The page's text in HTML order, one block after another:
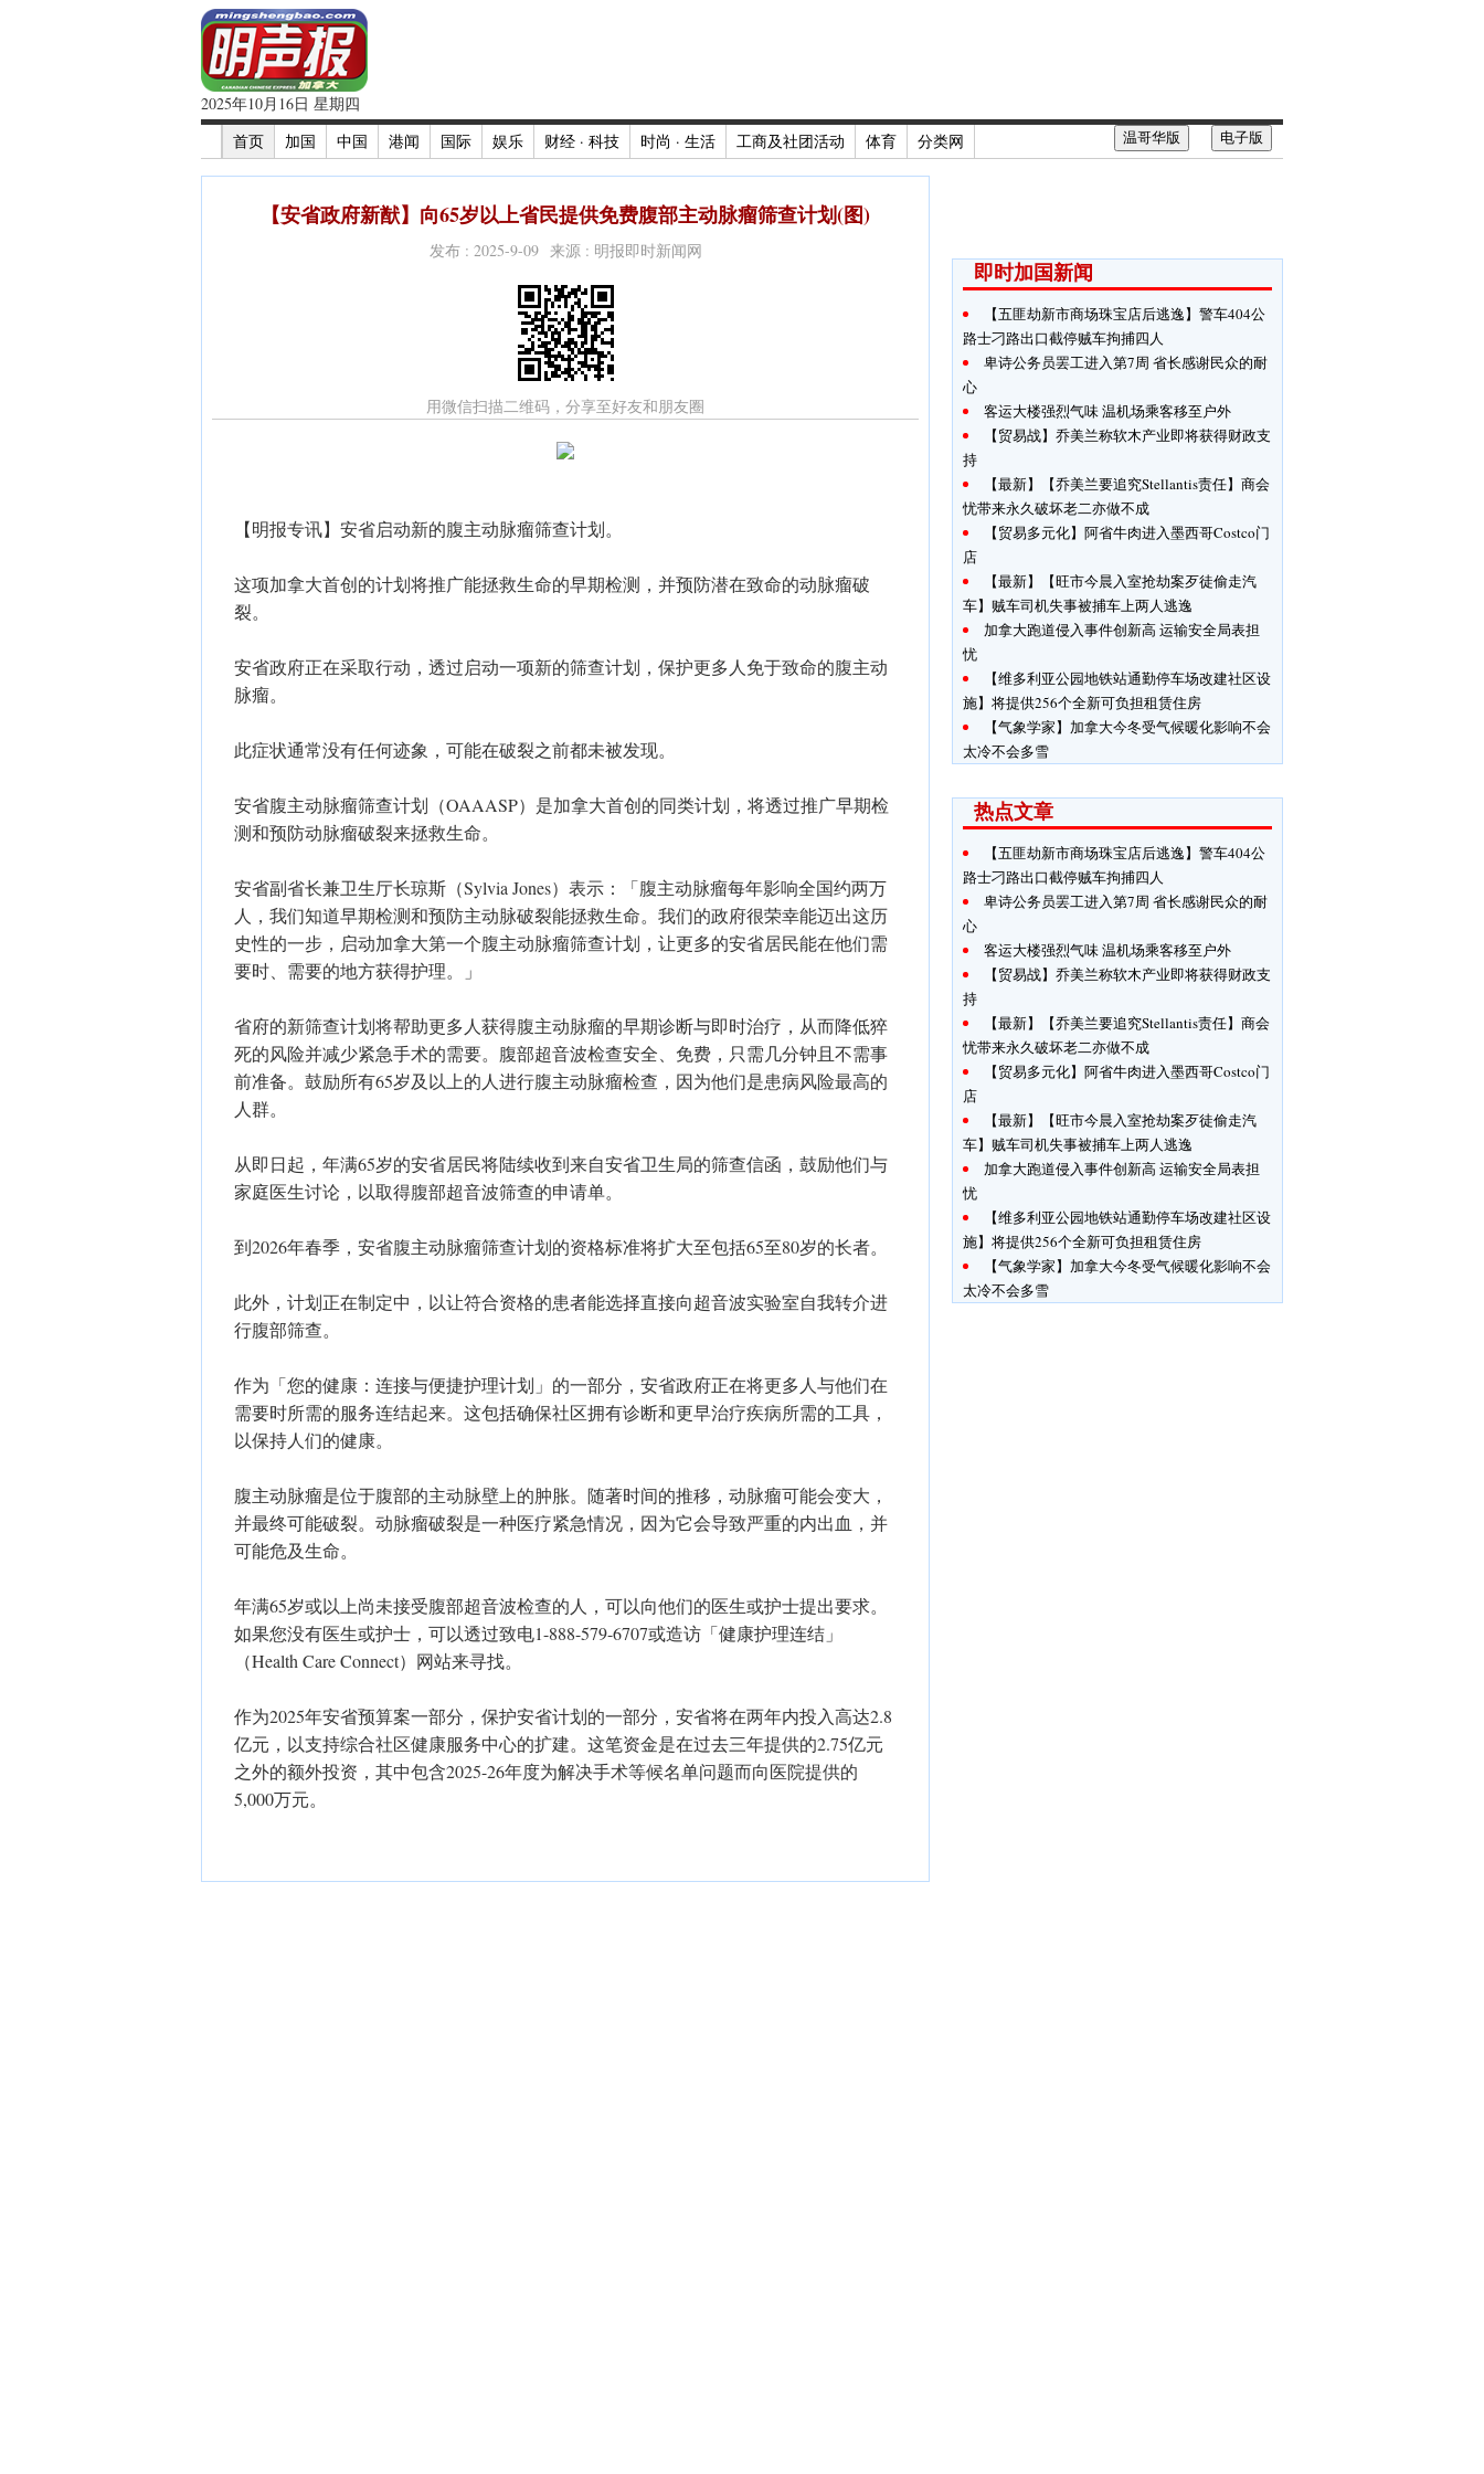
2025年10月16日 星期四
首页
加国 中国 港闻 国际 娱乐 财经 · 科技 时尚 · 生活 工商及社团活动 体育 分类网 电子版
温哥华版
【安省政府新猷】向65岁以上省民提供免费腹部主动脉瘤筛查计划(图)
发布 : 2025-9-09 来源 : 明报即时新闻网
用微信扫描二维码，分享至好友和朋友圈
【明报专讯】安省启动新的腹主动脉瘤筛查计划。
这项加拿大首创的计划将推广能拯救生命的早期检测，并预防潜在致命的动脉瘤破
裂。
安省政府正在采取行动，透过启动一项新的筛查计划，保护更多人免于致命的腹主动
脉瘤。
此症状通常没有任何迹象，可能在破裂之前都未被发现。
安省腹主动脉瘤筛查计划（OAAASP）是加拿大首创的同类计划，将透过推广早期检
测和预防动脉瘤破裂来拯救生命。
安省副省长兼卫生厅长琼斯（Sylvia Jones）表示：「腹主动脉瘤每年影响全国约两万
人，我们知道早期检测和预防主动脉破裂能拯救生命。我们的政府很荣幸能迈出这历
史性的一步，启动加拿大第一个腹主动脉瘤筛查计划，让更多的安省居民能在他们需
要时、需要的地方获得护理。」
省府的新筛查计划将帮助更多人获得腹主动脉瘤的早期诊断与即时治疗，从而降低猝
死的风险并减少紧急手术的需要。腹部超音波检查安全、免费，只需几分钟且不需事
前准备。鼓励所有65岁及以上的人进行腹主动脉瘤检查，因为他们是患病风险最高的
人群。
从即日起，年满65岁的安省居民将陆续收到来自安省卫生局的筛查信函，鼓励他们与
家庭医生讨论，以取得腹部超音波筛查的申请单。
到2026年春季，安省腹主动脉瘤筛查计划的资格标准将扩大至包括65至80岁的长者。
此外，计划正在制定中，以让符合资格的患者能选择直接向超音波实验室自我转介进
行腹部筛查。
作为「您的健康：连接与便捷护理计划」的一部分，安省政府正在将更多人与他们在
需要时所需的服务连结起来。这包括确保社区拥有诊断和更早治疗疾病所需的工具，
以保持人们的健康。
腹主动脉瘤是位于腹部的主动脉壁上的肿胀。随著时间的推移，动脉瘤可能会变大，
并最终可能破裂。动脉瘤破裂是一种医疗紧急情况，因为它会导致严重的内出血，并
可能危及生命。
年满65岁或以上尚未接受腹部超音波检查的人，可以向他们的医生或护士提出要求。
如果您没有医生或护士，可以透过致电1-888-579-6707或造访「健康护理连结」
（Health Care Connect）网站来寻找。
作为2025年安省预算案一部分，保护安省计划的一部分，安省将在两年内投入高达2.8
亿元，以支持综合社区健康服务中心的扩建。这笔资金是在过去三年提供的2.75亿元
之外的额外投资，其中包含2025-26年度为解决手术等候名单问题而向医院提供的
5,000万元。
即时加国新闻
【五匪劫新市商场珠宝店后逃逸】警车404公
路士刁路出口截停贼车拘捕四人
卑诗公务员罢工进入第7周 省长感谢民众的耐
心
客运大楼强烈气味 温机场乘客移至户外
【贸易战】乔美兰称软木产业即将获得财政支
持
【最新】【乔美兰要追究Stellantis责任】商会
忧带来永久破坏老二亦做不成
【贸易多元化】阿省牛肉进入墨西哥Costco门
店
【最新】【旺市今晨入室抢劫案歹徒偷走汽
车】贼车司机失事被捕车上两人逃逸
加拿大跑道侵入事件创新高 运输安全局表担
忧
【维多利亚公园地铁站通勤停车场改建社区设
施】将提供256个全新可负担租赁住房
【气象学家】加拿大今冬受气候暖化影响不会
太冷不会多雪
热点文章
【五匪劫新市商场珠宝店后逃逸】警车404公
路士刁路出口截停贼车拘捕四人
卑诗公务员罢工进入第7周 省长感谢民众的耐
心
客运大楼强烈气味 温机场乘客移至户外
【贸易战】乔美兰称软木产业即将获得财政支
持
【最新】【乔美兰要追究Stellantis责任】商会
忧带来永久破坏老二亦做不成
【贸易多元化】阿省牛肉进入墨西哥Costco门
店
【最新】【旺市今晨入室抢劫案歹徒偷走汽
车】贼车司机失事被捕车上两人逃逸
加拿大跑道侵入事件创新高 运输安全局表担
忧
【维多利亚公园地铁站通勤停车场改建社区设
施】将提供256个全新可负担租赁住房
【气象学家】加拿大今冬受气候暖化影响不会
太冷不会多雪